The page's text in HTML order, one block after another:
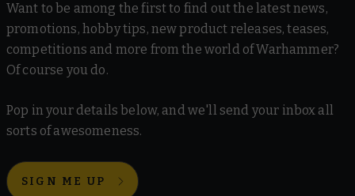
Want to be among the first to find out the latest news,
promotions, hobby tips, new product releases, teases,
competitions and more from the world of Warhammer?
Of course you do.
Pop in your details below, and we'll send your inbox all
sorts of awesomeness.
SIGN ME UP